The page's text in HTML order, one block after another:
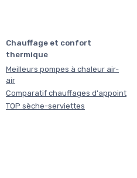
Chauffage et confort
thermique
Meilleurs pompes à chaleur air-
air
Comparatif chauffages d'appoint
TOP sèche-serviettes